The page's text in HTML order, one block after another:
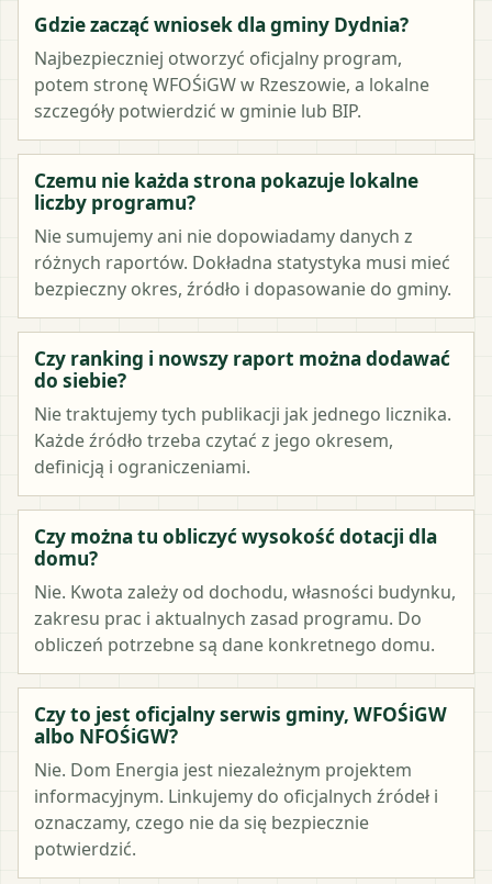
Gdzie zacząć wniosek dla gminy Dydnia?
Najbezpieczniej otworzyć oficjalny program,
potem stronę WFOŚiGW w Rzeszowie, a lokalne
szczegóły potwierdzić w gminie lub BIP.
Czemu nie każda strona pokazuje lokalne
liczby programu?
Nie sumujemy ani nie dopowiadamy danych z
różnych raportów. Dokładna statystyka musi mieć
bezpieczny okres, źródło i dopasowanie do gminy.
Czy ranking i nowszy raport można dodawać
do siebie?
Nie traktujemy tych publikacji jak jednego licznika.
Każde źródło trzeba czytać z jego okresem,
definicją i ograniczeniami.
Czy można tu obliczyć wysokość dotacji dla
domu?
Nie. Kwota zależy od dochodu, własności budynku,
zakresu prac i aktualnych zasad programu. Do
obliczeń potrzebne są dane konkretnego domu.
Czy to jest oficjalny serwis gminy, WFOŚiGW
albo NFOŚiGW?
Nie. Dom Energia jest niezależnym projektem
informacyjnym. Linkujemy do oficjalnych źródeł i
oznaczamy, czego nie da się bezpiecznie
potwierdzić.